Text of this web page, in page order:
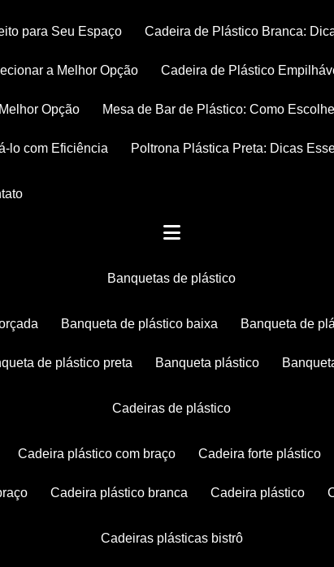
para Seu Espaço Cadeira de Plástico Branca:
a Melhor Opção Cadeira de Plástico
Opção Mesa de Bar de Plástico: Como
lo com Eficiência Poltrona Plástica Preta: Dicas
banquetas de plástico
banqueta de plástico baixa banqueta de
de plástico preta banqueta plástico
cadeiras de plástico
cadeira plástico com braço cadeira forte plástico
cadeira plástico branca cadeira plástico
cadeiras plásticas bistrô